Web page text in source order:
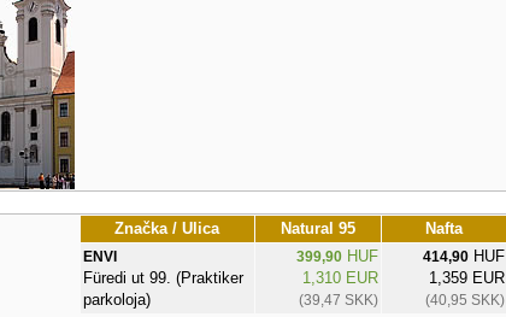
Značka / Ulica Natural 95 Nafta
ENVI
Füredi ut 99. (Praktiker
parkoloja)
399,90HUF
1,310 EUR
(39,47 SKK)
414,90HUF
1,359 EUR
(40,95 SKK)